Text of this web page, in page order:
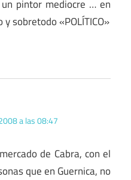
pintor mediocre … en
sobretodo «POLÍTICO»
a las 08:47
de Cabra, con el
que en Guernica, no